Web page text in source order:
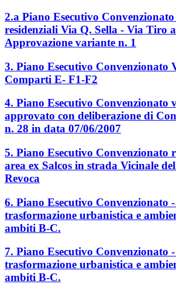
2.a Piano Esecutivo
residenziali Via Q. Sella - Via Tiro
Approvazione variante n. 1
3. Piano Esecutivo Convenzionato
Comparti E- F1-F2
4. Piano Esecutivo Convenzionato
approvato con deliberazione di
n. 28 in data 07/06/2007
5. Piano Esecutivo Convenzionato
area ex Salcos in strada Vicinale
Revoca
6. Piano Esecutivo Convenzionato
trasformazione urbanistica e
ambiti B-C.
7. Piano Esecutivo Convenzionato
trasformazione urbanistica e
ambiti B-C.